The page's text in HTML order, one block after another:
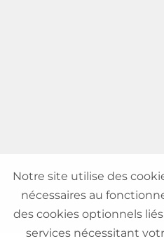
Notre site utilise des
nécessaires au
des cookies optionnels
services nécessitant